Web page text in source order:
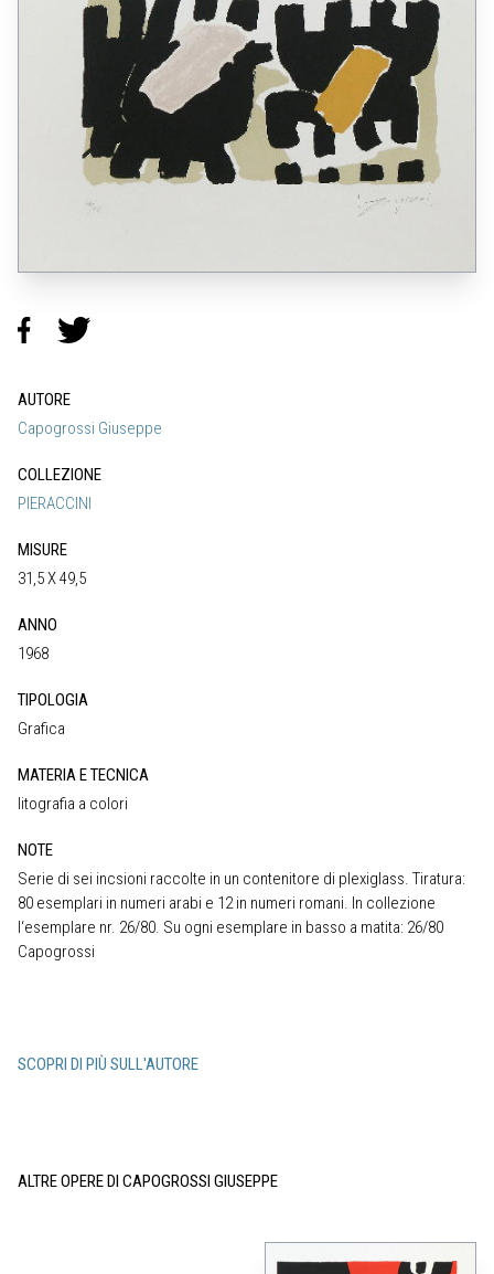
AUTORE
Capogrossi Giuseppe
COLLEZIONE
PIERACCINI
MISURE
31,5 X 49,5
ANNO
1968
TIPOLOGIA
Grafica
MATERIA E TECNICA
litografia a colori
NOTE
Serie di sei incsioni raccolte in un contenitore di plexiglass. Tiratura:
80 esemplari in numeri arabi e 12 in numeri romani. In collezione
l‘esemplare nr. 26/80. Su ogni esemplare in basso a matita: 26/80
Capogrossi
SCOPRI DI PIÙ SULL'AUTORE
ALTRE OPERE DI CAPOGROSSI GIUSEPPE